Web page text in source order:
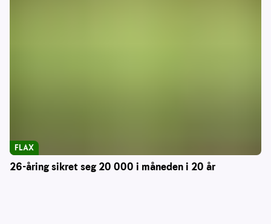
26-åring sikret seg 20 000 i måneden i 20 år
FLAX